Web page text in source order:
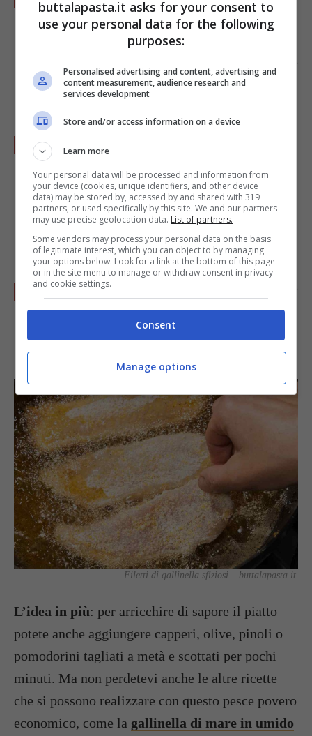
scuoteteli per togliere lafarinain eccesso,
poneteli in padella e rosolateli da entrambi i
lati 6/7 minuti. Toglieteli e metteteli da parte
al caldo.
Versate in padella il trito di prezzemolo, la
scorza e il succo di limone, il
Fatedeglassaree quando il sughetto è ben
denso aggiungete il pesce così da
Impiattate i filetti di gallinella delicatamente
econdite con il sugo di cottura, terminando
con una spolverata diorigano
Filetti di gallinella sfiziosi – buttalapasta.it
L’idea in più: per arricchire di sapore il piatto
potete anche aggiungere capperi, olive, pinoli o
pomodorini tagliati a metà e scottati per pochi
minuti. Ma non perdetevi anche le altre ricette
che si possono realizzare con questo pesce povero
economico, come la gallinella di mare in umido
buttalapasta.it asks for your consent to
use your personal data for the following
purposes:
Personalised advertising and content, advertising and
content measurement, audience research and
services development
Store and/or access information on a device
Learn more
Your personal data will be processed and information from
your device (cookies, unique identifiers, and other device
data) may be stored by, accessed by and shared with 319
partners, or used specifically by this site. We and our partners
may use precise geolocation data. List of partners.
Some vendors may process your personal data on the basis
of legitimate interest, which you can object to by managing
your options below. Look for a link at the bottom of this page
or in the site menu to manage or withdraw consent in privacy
and cookie settings.
Consent
Manage options